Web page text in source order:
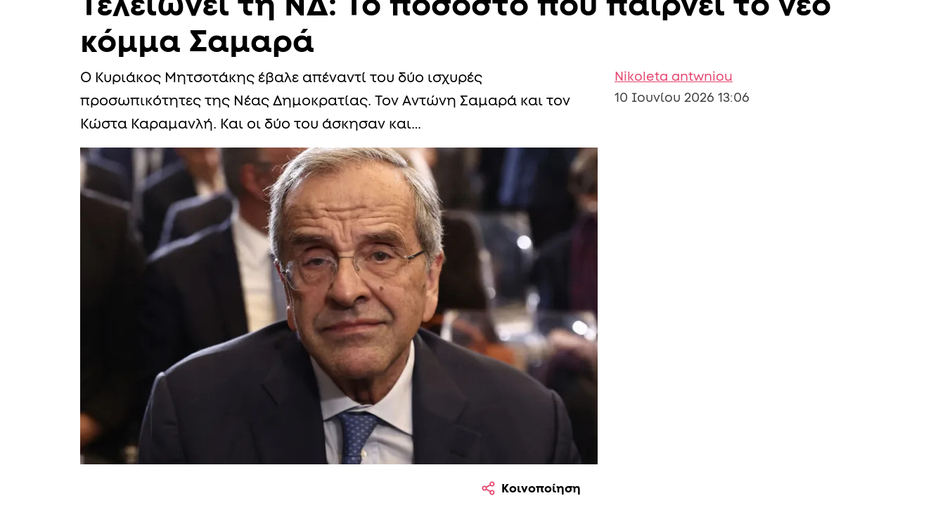
Τελειώνει τη ΝΔ: Το ποσοστό που παίρνει το νέο
κόμμα Σαμαρά
Ο Κυριάκος Μητσοτάκης έβαλε απέναντί του δύο ισχυρές
προσωπικότητες της Νέας Δημοκρατίας. Τον Αντώνη Σαμαρά και τον
Κώστα Καραμανλή. Και οι δύο του άσκησαν και…
Nikoleta antwniou
10 Ιουνίου 2026 13:06
Κοινοποίηση